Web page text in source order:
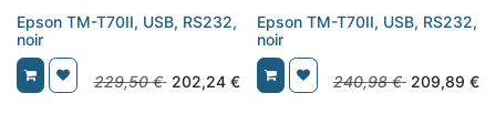
Epson TM-T70II, USB, RS232,
noir
229,50€ 202,24€
Epson TM-T70II, USB, RS232,
noir
240,98€ 209,89 €